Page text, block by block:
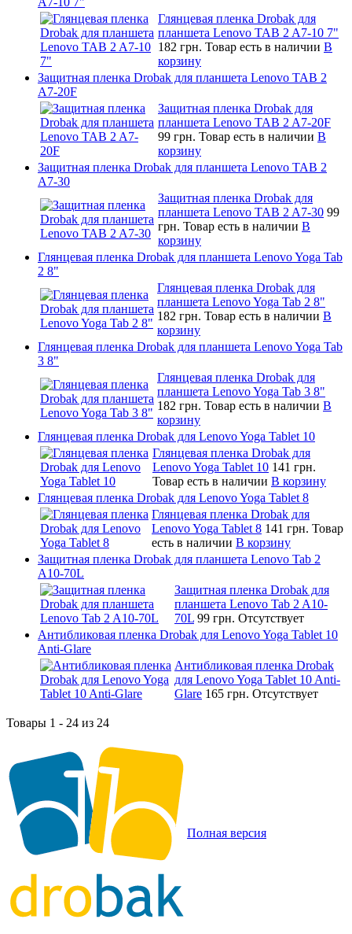
Глянцевая пленка Drobak для
планшета Lenovo TAB 2 A7-10 7"
182 грн. Товар есть в наличии В
корзину
Защитная пленка Drobak для планшета Lenovo TAB 2
A7-20F
Защитная пленка Drobak для
планшета Lenovo TAB 2 A7-20F
99 грн. Товар есть в наличии В
корзину
Защитная пленка Drobak для планшета Lenovo TAB 2
A7-30
Защитная пленка Drobak для
планшета Lenovo TAB 2 A7-30 99
грн. Товар есть в наличии В
корзину
Глянцевая пленка Drobak для планшета Lenovo Yoga Tab
2 8"
Глянцевая пленка Drobak для
планшета Lenovo Yoga Tab 2 8"
182 грн. Товар есть в наличии В
корзину
Глянцевая пленка Drobak для планшета Lenovo Yoga Tab
3 8"
Глянцевая пленка Drobak для
планшета Lenovo Yoga Tab 3 8"
182 грн. Товар есть в наличии В
корзину
Глянцевая пленка Drobak для Lenovo Yoga Tablet 10
Глянцевая пленка Drobak для
Lenovo Yoga Tablet 10 141 грн.
Товар есть в наличии В корзину
Глянцевая пленка Drobak для Lenovo Yoga Tablet 8
Глянцевая пленка Drobak для
Lenovo Yoga Tablet 8 141 грн. Товар
есть в наличии В корзину
Защитная пленка Drobak для планшета Lenovo Tab 2
A10-70L
Защитная пленка Drobak для
планшета Lenovo Tab 2 A10-
70L 99 грн. Отсутствует
Антибликовая пленка Drobak для Lenovo Yoga Tablet 10
Anti-Glare
Антибликовая пленка Drobak
для Lenovo Yoga Tablet 10 Anti-
Glare 165 грн. Отсутствует
Товары 1 - 24 из 24
Полная версия